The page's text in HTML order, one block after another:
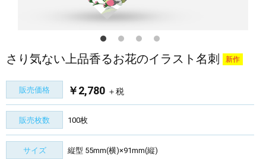
さり気ない上品香るお花のイラスト名刺 新作
販売価格 ￥2,780 ＋税
販売枚数 100枚
サイズ 縦型 55mm(横)×91mm(縦)